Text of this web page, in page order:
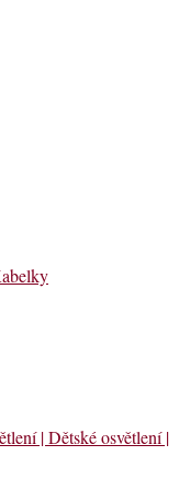
| Dětské osvětlení |